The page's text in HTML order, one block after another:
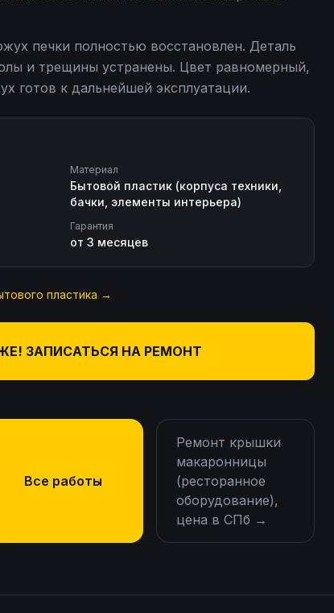
печки полностью восстановлен. Деталь
и трещины устранены. Цвет равномерный,
готов к дальнейшей эксплуатации.
Материал
Бытовой пластик (корпуса техники,
бачки, элементы интерьера)
Гарантия
от 3 месяцев
пластика →
ЗАПИСАТЬСЯ НА РЕМОНТ
Все работы
Ремонт крышки
макаронницы
(ресторанное
оборудование),
цена в СПб →